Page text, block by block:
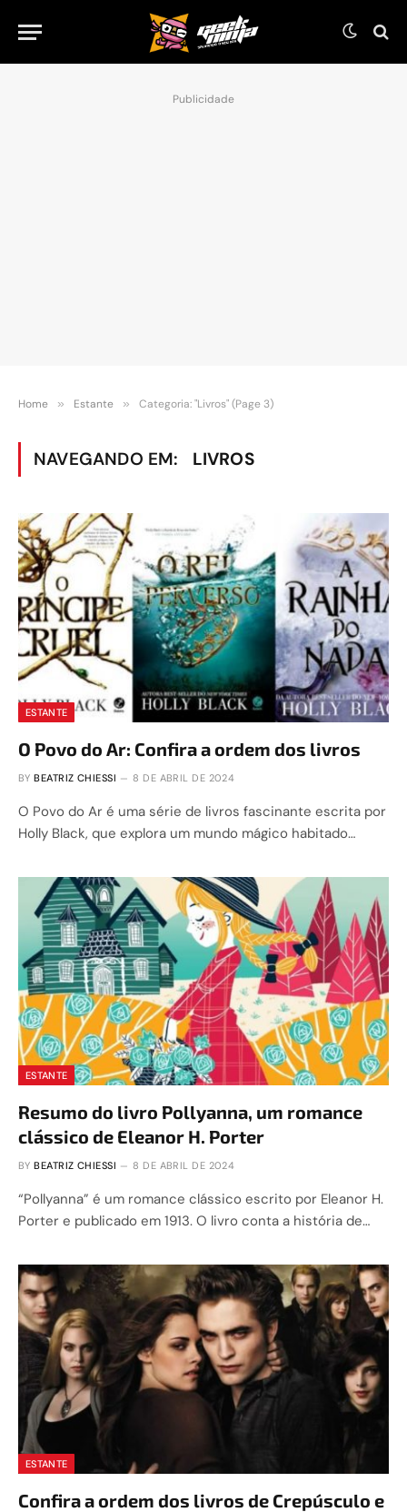
Publicidade
Home » Estante » Categoria: "Livros" (Page 3)
NAVEGANDO EM: LIVROS
ESTANTE
O Povo do Ar: Confira a ordem dos livros
BY BEATRIZ CHIESSI 8 DE ABRIL DE 2024
O Povo do Ar é uma série de livros fascinante escrita por
Holly Black, que explora um mundo mágico habitado…
ESTANTE
Resumo do livro Pollyanna, um romance
clássico de Eleanor H. Porter
BY BEATRIZ CHIESSI 8 DE ABRIL DE 2024
“Pollyanna” é um romance clássico escrito por Eleanor H.
Porter e publicado em 1913. O livro conta a história de…
ESTANTE
Confira a ordem dos livros de Crepúsculo e